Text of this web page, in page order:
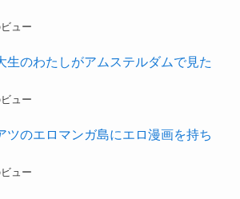
ュー
生のわたしがアムステルダムで見た
ュー
ツのエロマンガ島にエロ漫画を持ち
ュー